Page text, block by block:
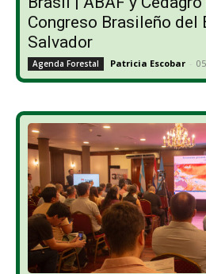
Congreso Brasileño del
Salvador
Agenda Forestal Patricia Escobar -